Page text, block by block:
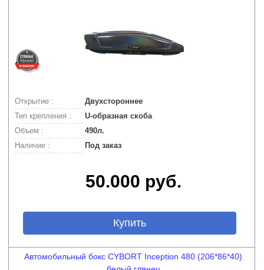
Открытие :
Двухстороннее
Тип крепления :
U-образная скоба
Объем :
490л.
Наличие :
Под заказ
50.000 руб.
Купить
Автомобильный бокс CYBORT Inception 480 (206*86*40)